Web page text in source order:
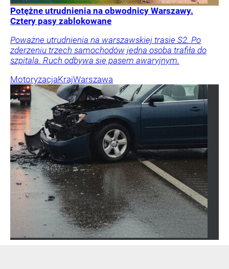
Potężne utrudnienia na obwodnicy Warszawy.
Cztery pasy zablokowane
Poważne utrudnienia na warszawskiej trasie S2. Po
zderzeniu trzech samochodów jedna osoba trafiła do
szpitala. Ruch odbywa się pasem awaryjnym.
MotoryzacjaKrajWarszawa